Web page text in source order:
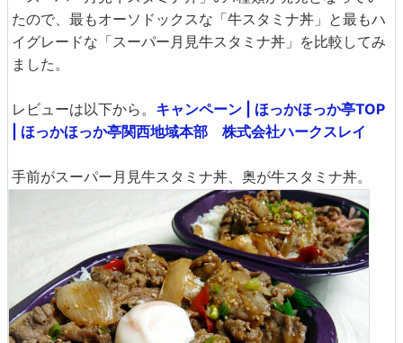
たので、最もオーソドックスな「牛スタミナ丼」と最もハ
イグレードな「スーパー月見牛スタミナ丼」を比較してみ
ました。
レビューは以下から。 キャンペーン | ほっかほっか亭TOP
| ほっかほっか亭関西地域本部 株式会社ハークスレイ
手前がスーパー月見牛スタミナ丼、奥が牛スタミナ丼。